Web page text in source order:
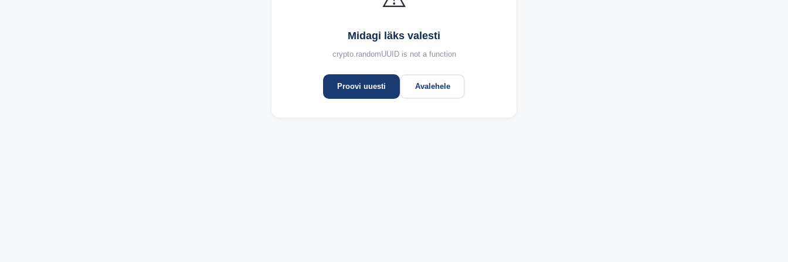
Midagi läks valesti
crypto.randomUUID is not a function
Proovi uuesti Avalehele